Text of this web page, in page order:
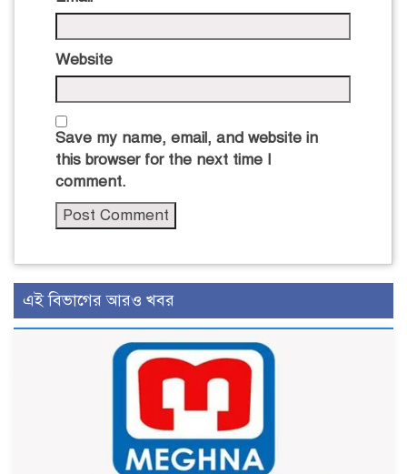
Website
Save my name, email, and website in
this browser for the next time I
comment.
এই বিভাগের আরও খবর